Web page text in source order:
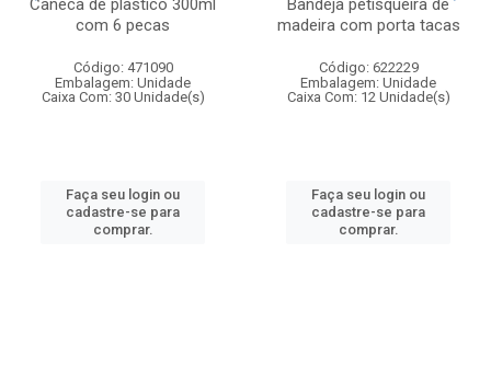
Caneca de plastico 300ml
com 6 pecas
Código: 471090
Embalagem: Unidade
Caixa Com: 30 Unidade(s)
Faça seu login ou
cadastre-se para
comprar.
Bandeja petisqueira de
madeira com porta tacas
Código: 622229
Embalagem: Unidade
Caixa Com: 12 Unidade(s)
Faça seu login ou
cadastre-se para
comprar.